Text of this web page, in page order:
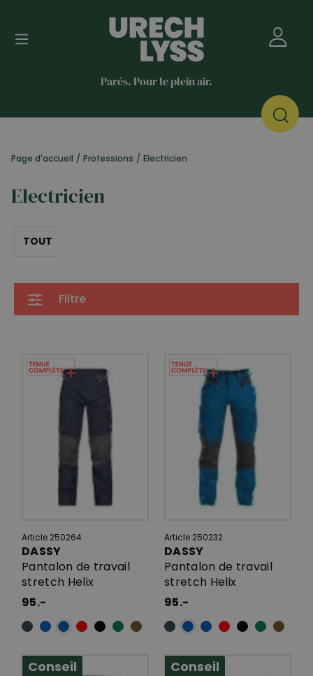
Parés. Pour le plein air.
Page d'accueil / Professions / Electricien
Electricien
TOUT
Filtre
Article 250264
DASSY
Pantalon de travail
stretch Helix
95.-
Article 250232
DASSY
Pantalon de travail
stretch Helix
95.-
Conseil Conseil